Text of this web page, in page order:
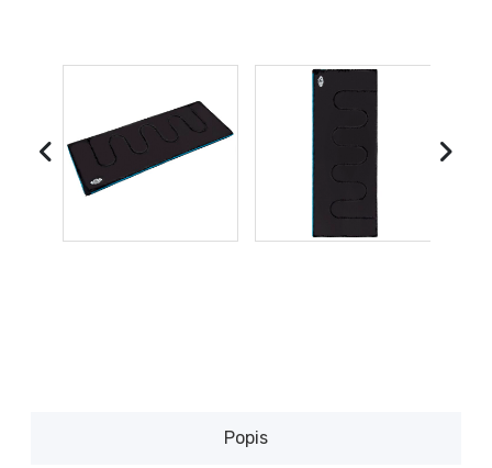
Popis